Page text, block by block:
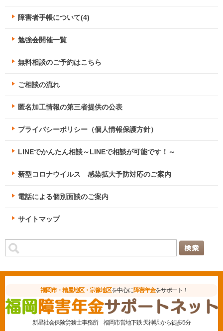
障害者手帳について(4)
勉強会開催一覧
無料相談のご予約はこちら
ご相談の流れ
匿名加工情報の第三者提供の公表
プライバシーポリシー（個人情報保護方針）
LINEでかんたん相談～LINEで相談が可能です！～
新型コロナウイルス 感染拡大予防対応のご案内
電話による個別面談のご案内
サイトマップ
福岡市・糟屋地区・宗像地区を中心に障害年金をサポート！
新星社会保険労務士事務所 福岡市営地下鉄 天神駅 から徒歩5分